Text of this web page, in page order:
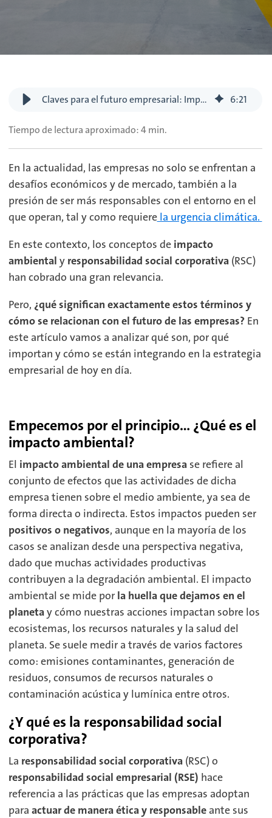
Claves para el futuro empresarial: Impacto ambiental y responsabilidad corporativa 6:21
Tiempo de lectura aproximado: 4 min.
En la actualidad, las empresas no solo se enfrentan a
desafíos económicos y de mercado, también a la
presión de ser más responsables con el entorno en el
que operan, tal y como requierela urgencia climática.
En este contexto, los conceptos de impacto
ambiental y responsabilidad social corporativa(RSC)
han cobrado una gran relevancia.
Pero, ¿qué significan exactamente estos términos y
cómo se relacionan con el futuro de las empresas?En
este artículo vamos a analizar qué son, por qué
importan y cómo se están integrando en la estrategia
empresarial de hoy en día.
Empecemos por el principio… ¿Qué es el
impacto ambiental?
El impacto ambiental de una empresase refiere al
conjunto de efectos que las actividades de dicha
empresa tienen sobre el medio ambiente, ya sea de
forma directa o indirecta. Estos impactos pueden ser
positivos o negativos, aunque en la mayoría de los
casos se analizan desde una perspectiva negativa,
dado que muchas actividades productivas
contribuyen a la degradación ambiental. El impacto
ambiental se mide porla huella que dejamos en el
planetay cómo nuestras acciones impactan sobre los
ecosistemas, los recursos naturales y la salud del
planeta. Se suele medir a través de varios factores
como: emisiones contaminantes, generación de
residuos, consumos de recursos naturales o
contaminación acústica y lumínica entre otros.
¿Y qué es la responsabilidad social
corporativa?
La responsabilidad social corporativa(RSC) o
responsabilidad social empresarial (RSE) hace
referencia a las prácticas que las empresas adoptan
para actuar de manera ética y responsableante sus